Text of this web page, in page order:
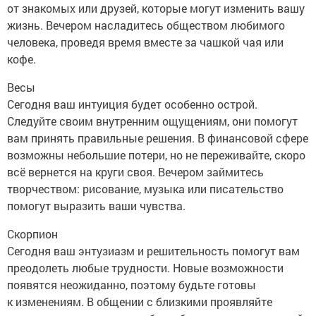
от знакомых или друзей, которые могут изменить вашу
жизнь. Вечером насладитесь обществом любимого
человека, проведя время вместе за чашкой чая или
кофе.
Весы
Сегодня ваш интуиция будет особенно острой.
Следуйте своим внутренним ощущениям, они помогут
вам принять правильные решения. В финансовой сфере
возможны небольшие потери, но не переживайте, скоро
всё вернется на круги своя. Вечером займитесь
творчеством: рисование, музыка или писательство
помогут выразить ваши чувства.
Скорпион
Сегодня ваш энтузиазм и решительность помогут вам
преодолеть любые трудности. Новые возможности
появятся неожиданно, поэтому будьте готовы
к изменениям. В общении с близкими проявляйте